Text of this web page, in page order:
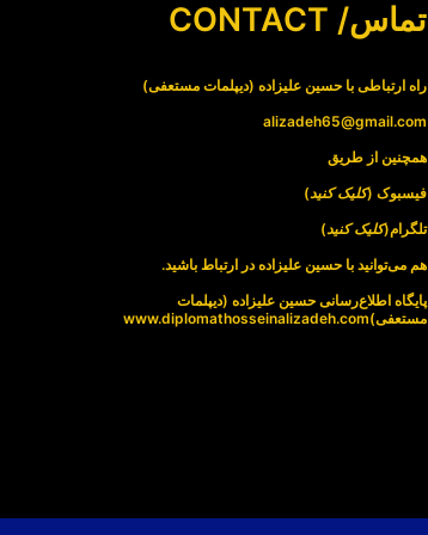
تماس/ CONTACT
راه ارتباطی با حسین علیزاده (دیپلمات مستعفی)
alizadeh65@gmail.com
همچنین از طریق
فیسبوک (کلیک کنید)
تلگرام(کلیک کنید)
هم می‌توانید با حسین علیزاده در ارتباط باشید.
پایگاه اطلاع‌رسانی حسین علیزاده (دیپلمات
مستعفی)www.diplomathosseinalizadeh.com